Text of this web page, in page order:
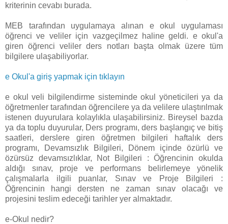
kriterinin cevabı burada.
MEB tarafından uygulamaya alınan e okul uygulaması
öğrenci ve veliler için vazgeçilmez haline geldi. e okul'a
giren öğrenci veliler ders notları başta olmak üzere tüm
bilgilere ulaşabiliyorlar.
e Okul'a giriş yapmak için tıklayın
e okul veli bilgilendirme sisteminde okul yöneticileri ya da
öğretmenler tarafından öğrencilere ya da velilere ulaştırılmak
istenen duyurulara kolaylıkla ulaşabilirsiniz. Bireysel bazda
ya da toplu duyurular, Ders programı, ders başlangıç ve bitiş
saatleri, derslere giren öğretmen bilgileri haftalık ders
programı, Devamsızlık Bilgileri, Dönem içinde özürlü ve
özürsüz devamsızlıklar, Not Bilgileri : Öğrencinin okulda
aldığı sınav, proje ve performans belirlemeye yönelik
çalışmalarla ilgili puanlar, Sınav ve Proje Bilgileri :
Öğrencinin hangi dersten ne zaman sınav olacağı ve
projesini teslim edeceği tarihler yer almaktadır.
e-Okul nedir?